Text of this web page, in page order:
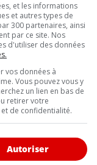
le plus complet
ou simplement
et les informations
et autres types de
300 partenaires, ainsi
par ce site. Nos
d'utiliser des données
vos données à
Vous pouvez vous y
un lien en bas de
retirer votre
de confidentialité.
Autoriser